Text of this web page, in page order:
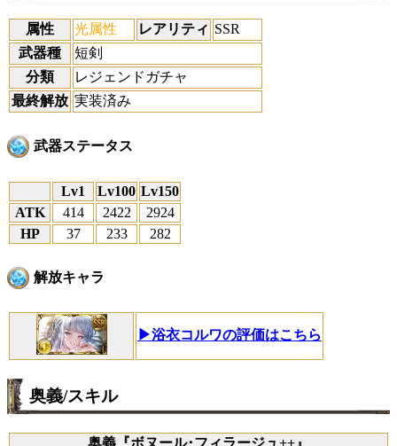
属性 光属性 レアリティ SSR
武器種
短剣
分類
レジェンドガチャ
最終解放 実装済み
武器ステータス
Lv1 Lv100 Lv150
ATK
414 2422
2924
HP
37 233 282
解放キャラ
▶浴衣コルワの評価はこちら
奥義/スキル
奥義『ボヌール･フィラージュ++』